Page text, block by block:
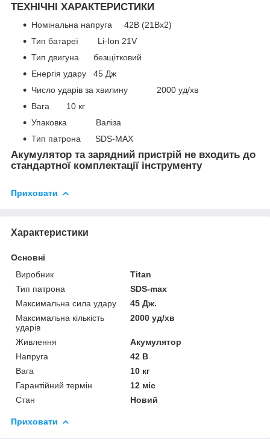
ТЕХНІЧНІ ХАРАКТЕРИСТИКИ
Номінальна напруга 42B (21Bx2)
Тип батареї Li-Ion 21V
Тип двигуна безщітковий
Енергія удару 45 Дж
Число ударів за хвилину 2000 уд/хв
Bara 10 кг
Упаковка Валіза
Тип патрона SDS-MAX
Акумулятор та зарядний пристрій не входить до
стандартної комплектації інструменту
Приховати
Характеристики
Основні
Виробник
Titan
Тип патрона
SDS-max
Максимальна сила удару
45 Дж.
Максимальна кількість
ударів
2000 уд/хв
Живлення
Акумулятор
Напруга
42 В
Вага
10 кг
Гарантійний термін
12 міс
Стан
Новий
Приховати